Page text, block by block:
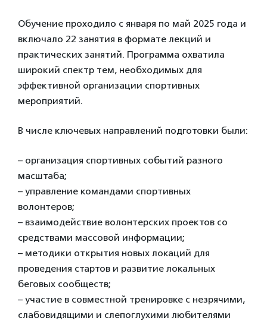
Обучение проходило с января по май 2025 года и
включало 22 занятия в формате лекций и
практических занятий. Программа охватила
широкий спектр тем, необходимых для
эффективной организации спортивных
мероприятий.
В числе ключевых направлений подготовки были:
– организация спортивных событий разного
масштаба;
– управление командами спортивных
волонтеров;
– взаимодействие волонтерских проектов со
средствами массовой информации;
– методики открытия новых локаций для
проведения стартов и развитие локальных
беговых сообществ;
– участие в совместной тренировке с незрячими,
слабовидящими и слепоглухими любителями